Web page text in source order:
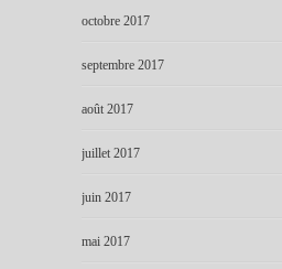
octobre 2017
septembre 2017
août 2017
juillet 2017
juin 2017
mai 2017